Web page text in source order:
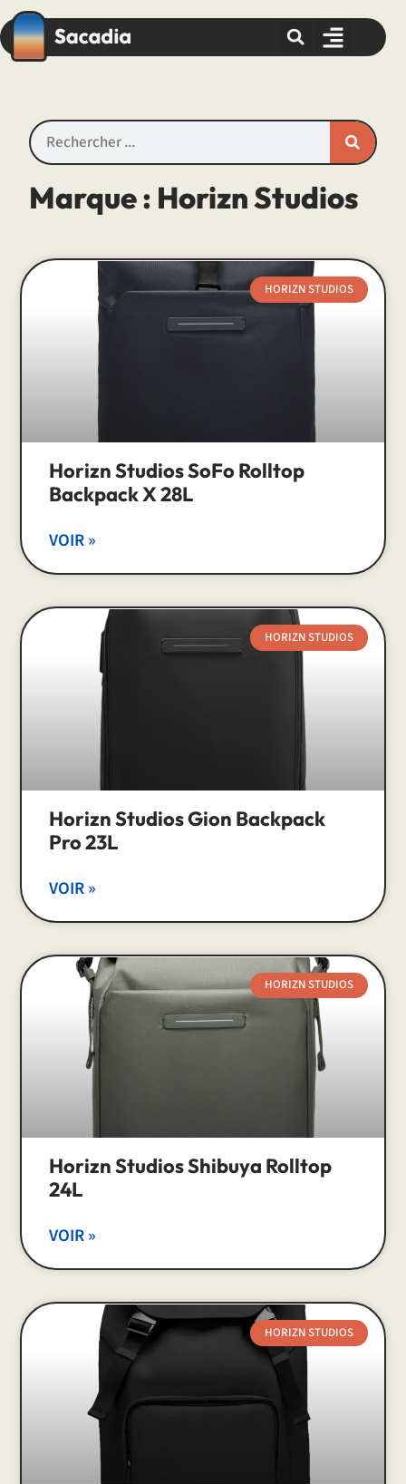
Marque : Horizn Studios
HORIZN STUDIOS
Horizn Studios SoFo Rolltop
Backpack X 28L
VOIR »
HORIZN STUDIOS
Horizn Studios Gion Backpack
Pro 23L
VOIR »
HORIZN STUDIOS
Horizn Studios Shibuya Rolltop
24L
VOIR »
HORIZN STUDIOS